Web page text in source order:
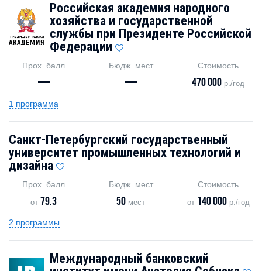
Российская академия народного
хозяйства и государственной
службы при Президенте Российской
Федерации
Прох. балл
—
Бюдж. мест
—
Стоимость
470 000 р./год
1 программа
Санкт-Петербургский государственный
университет промышленных технологий и
дизайна
Прох. балл
от 79.3
Бюдж. мест
50 мест
Стоимость
от 140 000р./год
2 программы
Международный банковский